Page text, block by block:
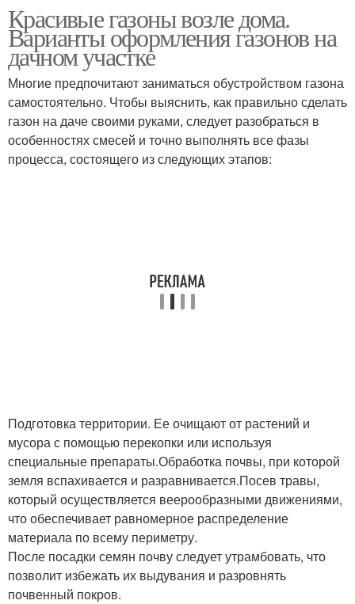
Бордюр для газона Газон на даче
Красивые газоны возле дома.
Варианты оформления газонов на
дачном участке
Многие предпочитают заниматься обустройством газона
самостоятельно. Чтобы выяснить, как правильно сделать
газон на даче своими руками, следует разобраться в
особенностях смесей и точно выполнять все фазы
процесса, состоящего из следующих этапов:
Подготовка территории. Ее очищают от растений и
мусора с помощью перекопки или используя
специальные препараты.Обработка почвы, при которой
земля вспахивается и разравнивается.Посев травы,
который осуществляется веерообразными движениями,
что обеспечивает равномерное распределение
материала по всему периметру.
После посадки семян почву следует утрамбовать, что
позволит избежать их выдувания и разровнять
почвенный покров.